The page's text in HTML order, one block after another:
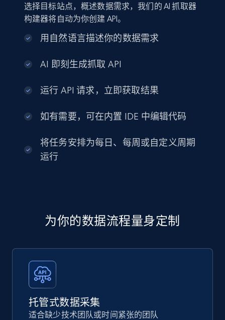
选择目标站点，概述数据需求，我们的 AI 抓取器
构建器将自动为你创建 API。
用自然语言描述你的数据需求
AI 即刻生成抓取 API
运行 API 请求，立即获取结果
如有需要，可在内置 IDE 中编辑代码
将任务安排为每日、每周或自定义周期
运行
为你的数据流程量身定制
托管式数据采集
适合缺少技术团队或时间紧张的团队